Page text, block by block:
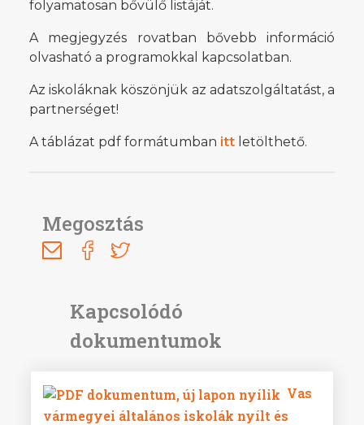
folyamatosan bővülő listáját.
A megjegyzés rovatban bővebb információ
olvasható a programokkal kapcsolatban.
Az iskoláknak köszönjük az adatszolgáltatást, a
partnerséget!
A táblázat pdf formátumban itt letölthető.
Megosztás
Vas
vármegyei általános iskolák nyílt és